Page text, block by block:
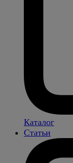
Каталог
Статьи